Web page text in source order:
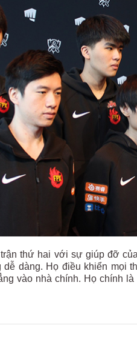
thứ hai với sự giúp đỡ
dễ dàng. Họ điều khiển mọi
vào nhà chính. Họ chính